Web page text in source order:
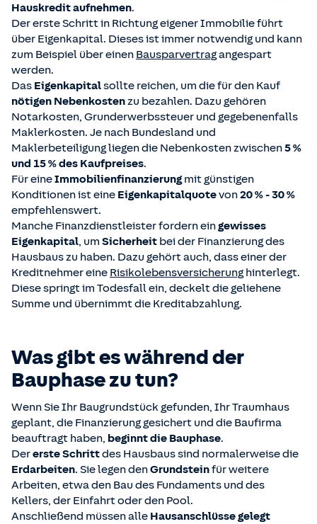
Hauskredit aufnehmen.
Der erste Schritt in Richtung eigener Immobilie führt
über Eigenkapital. Dieses ist immer notwendig und kann
zum Beispiel über einen Bausparvertragangespart
werden.
Das Eigenkapitalsollte reichen, um die für den Kauf
nötigen Nebenkostenzu bezahlen. Dazu gehören
Notarkosten, Grunderwerbssteuer und gegebenenfalls
Maklerkosten. Je nach Bundesland und
Maklerbeteiligung liegen die Nebenkosten zwischen5 %
und 15 % des Kaufpreises.
Für eineImmobilienfinanzierungmit günstigen
Konditionen ist eine Eigenkapitalquotevon20 % - 30 %
empfehlenswert.
Manche Finanzdienstleister fordern eingewisses
Eigenkapital, um Sicherheit bei der Finanzierung des
Hausbaus zu haben. Dazu gehört auch, dass einer der
Kreditnehmer eine Risikolebensversicherung hinterlegt.
Diese springt im Todesfall ein, deckelt die geliehene
Summe und übernimmt die Kreditabzahlung.
Was gibt es während der
Bauphase zu tun?
Wenn Sie Ihr Baugrundstück gefunden, Ihr Traumhaus
geplant, die Finanzierung gesichert und die Baufirma
beauftragt haben, beginnt die Bauphase.
Dererste Schrittdes Hausbaus sind normalerweise die
Erdarbeiten. Sie legen denGrundsteinfür weitere
Arbeiten, etwa den Bau des Fundaments und des
Kellers, der Einfahrt oder den Pool.
Anschließend müssen alle Hausanschlüsse gelegt